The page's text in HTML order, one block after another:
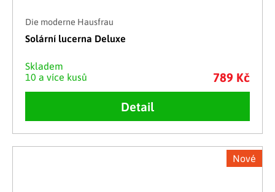
Die moderne Hausfrau
Solární lucerna Deluxe
Skladem
10 a více kusů
789 Kč
Detail
Nové